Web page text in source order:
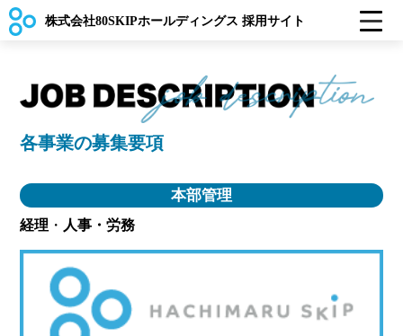
株式会社80SKIPホールディングス 採用サイト
各事業の募集要項
本部管理
経理 ・ 人事・労務